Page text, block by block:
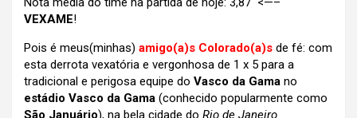
VEXAME!
Pois é meus(minhas) amigo(a)s Colorado(a)s de fé: com
esta derrota vexatória e vergonhosa de 1 x 5 para a
tradicional e perigosa equipe do Vasco da Gama no
estádio Vasco da Gama (conhecido popularmente como
São Januário), na bela cidade do Rio de Janeiro